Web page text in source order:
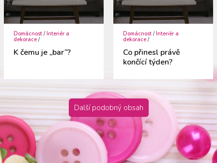
Domácnost /Interiér a
dekorace /
K čemu je „bar“?
Domácnost /Interiér a
dekorace /
Co přinesl právě
končící týden?
Další podobný obsah